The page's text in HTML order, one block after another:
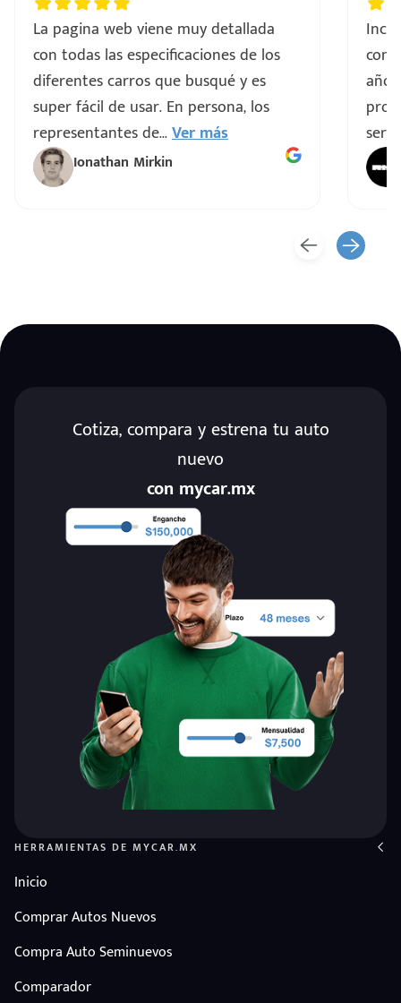
La pagina web viene muy detallada
con todas las especificaciones de los
diferentes carros que busqué y es
super fácil de usar. En persona, los
representantes de...Ver más
Ionathan Mirkin
Cotiza, compara y estrena tu auto
nuevo
con mycar.mx
HERRAMIENTAS DE MYCAR.MX
Inicio
Comprar Autos Nuevos
Compra Auto Seminuevos
Comparador